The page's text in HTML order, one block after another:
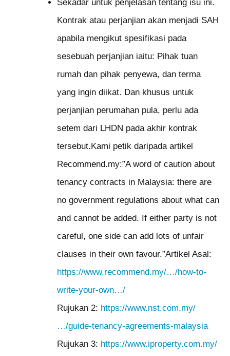
Sekadar untuk penjelasan tentang isu ini.
Kontrak atau perjanjian akan menjadi SAH
apabila mengikut spesifikasi pada
sesebuah perjanjian iaitu: Pihak tuan
rumah dan pihak penyewa, dan terma
yang ingin diikat. Dan khusus untuk
perjanjian perumahan pula, perlu ada
setem dari LHDN pada akhir kontrak
tersebut.Kami petik daripada artikel
Recommend.my:”A word of caution about
tenancy contracts in Malaysia: there are
no government regulations about what can
and cannot be added. If either party is not
careful, one side can add lots of unfair
clauses in their own favour.”Artikel Asal:
https://www.recommend.my/…/how-to-
write-your-own…/
Rujukan 2: https://www.nst.com.my/
…/guide-tenancy-agreements-malaysia
Rujukan 3: https://www.iproperty.com.my/